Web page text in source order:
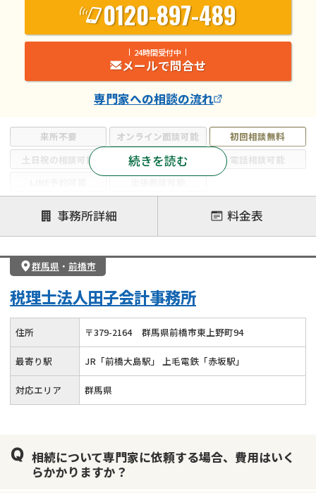
来所不要 オンライン面談可能
初回相談無料
土日祝の相談可能
19時以降電話可能
電話相談可能
注力案件
遺言書作成・遺言執行
相続放棄
相続登記
遺産分割
遺留分侵害額請求
相続税申告
相続手続き
成年後見・任意後見
贈与税
相続トラブル
続きを読む
0120-897-489
24時間受付中
メールで問合せ
専門家への相談の流れ
事務所詳細 料金表
群馬県 ・ 前橋市
税理士法人田子会計事務所
住所 〒379-2164 群馬県前橋市東上野町94
最寄り駅 JR「前橋大島駅」 上毛電鉄「赤坂駅」
対応エリア 群馬県
相続について専門家に依頼する場合、費用はいく
らかかりますか？